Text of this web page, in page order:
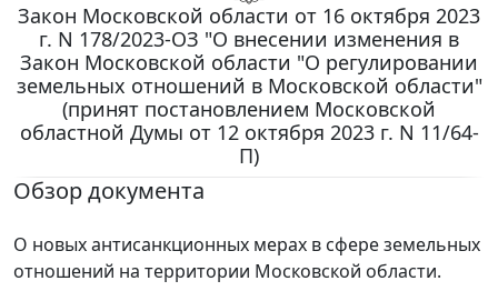
Закон Московской области от 16 октября 2023
г. N 178/2023-ОЗ "О внесении изменения в
Закон Московской области "О регулировании
земельных отношений в Московской области"
(принят постановлением Московской
областной Думы от 12 октября 2023 г. N 11/64-
П)
Обзор документа
О новых антисанкционных мерах в сфере земельных
отношений на территории Московской области.